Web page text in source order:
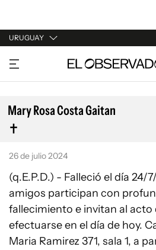
URUGUAY
URUGUAY
ARGENTINA
ESPAÑA
ESTADOS UNIDOS
Mary Rosa Costa Gaitan
26 de julio 2024
(q.E.P.D.) - Falleció el día 24/7/2024. Familiares y
amigos participan con
fallecimiento e invitan al acto
efectuarse en el día de hoy.
Maria Ramirez 371, sala 1, a